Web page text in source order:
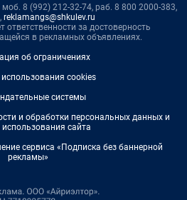
8 (992) 212-32-74, раб. 8 800 2000-383,
reklamangs@shkulev.ru
ответственности за достоверность
в рекламных объявлениях.
об ограничениях
cookies
системы
и обработки персональных данных и
сайта
сервиса «Подписка без баннерной
рекламы»